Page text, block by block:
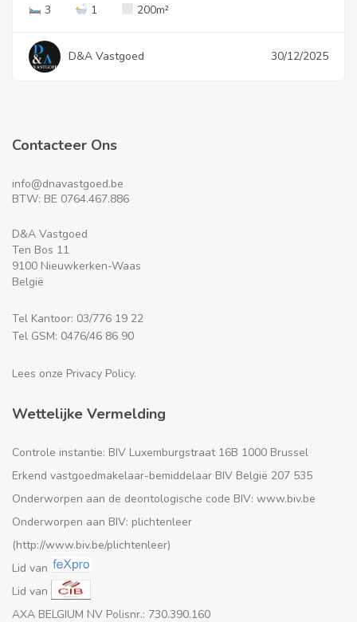
3
1 200m²
D&A Vastgoed 30/12/2025
Contacteer Ons
info@dnavastgoed.be
BTW: BE 0764.467.886
D&A Vastgoed
Ten Bos 11
9100 Nieuwkerken-Waas
België
Tel Kantoor: 03/776 19 22
Tel GSM: 0476/46 86 90
Lees onze Privacy Policy.
Wettelijke Vermelding
Controle instantie: BIV Luxemburgstraat 16B 1000 Brussel
Erkend vastgoedmakelaar-bemiddelaar BIV België 207 535
Onderworpen aan de deontologische code BIV: www.biv.be
Onderworpen aan BIV: plichtenleer
(http://www.biv.be/plichtenleer)
Lid van
Lid van
AXA BELGIUM NV Polisnr.: 730.390.160